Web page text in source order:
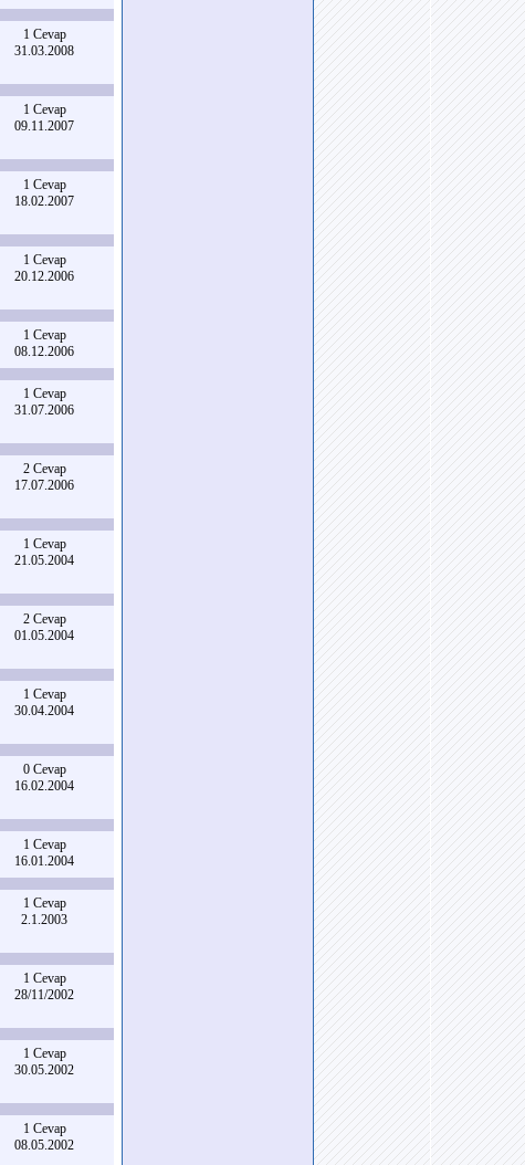
1 Cevap
31.03.2008
1 Cevap
09.11.2007
1 Cevap
18.02.2007
1 Cevap
20.12.2006
1 Cevap
08.12.2006
1 Cevap
31.07.2006
2 Cevap
17.07.2006
1 Cevap
21.05.2004
2 Cevap
01.05.2004
1 Cevap
30.04.2004
0 Cevap
16.02.2004
1 Cevap
16.01.2004
1 Cevap
2.1.2003
1 Cevap
28/11/2002
1 Cevap
30.05.2002
1 Cevap
08.05.2002